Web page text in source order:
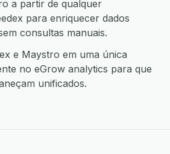
a partir de qualquer
para enriquecer dados
consultas manuais.
e Maystro em uma única
no eGrow analytics para que
unificados.